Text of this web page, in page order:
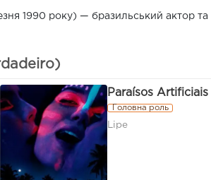
1990 року) — бразильський актор та
Paraísos Artificiais
Головна роль
Lipe